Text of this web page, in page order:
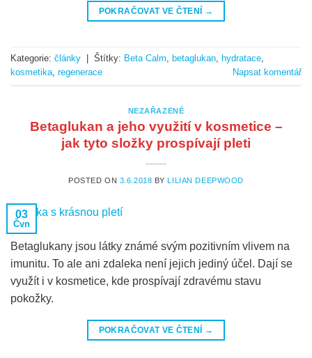
POKRAČOVAT VE ČTENÍ →
Kategorie: články Štítky: Beta Calm betaglukan hydratace
kosmetika regenerace Napsat komentář
NEZAŘAZENÉ
Betaglukan a jeho využití v kosmetice –
jak tyto složky prospívají pleti
POSTED ON 3.6.2018 BY LILIAN DEEPWOOD
03
Čvn
Betaglukany jsou látky známé svým pozitivním vlivem na
imunitu. To ale ani zdaleka není jejich jediný účel. Dají se
využít i v kosmetice, kde prospívají zdravému stavu
pokožky.
POKRAČOVAT VE ČTENÍ →